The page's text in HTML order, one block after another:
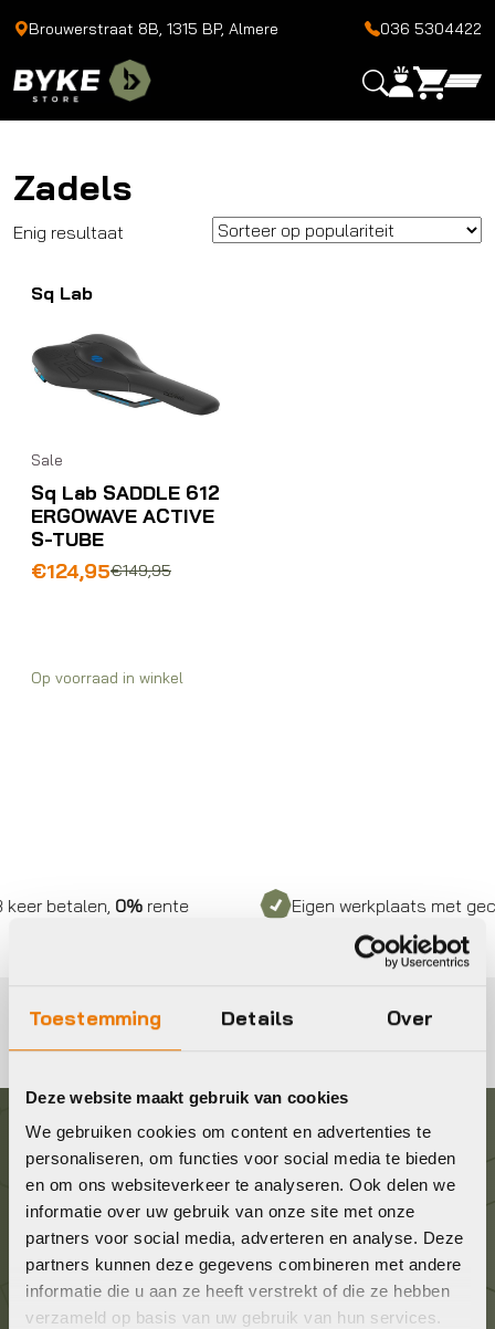
Toestemming Details Over
Deze website maakt gebruik van cookies
We gebruiken cookies om content en advertenties te
personaliseren, om functies voor social media te bieden
en om ons websiteverkeer te analyseren. Ook delen we
informatie over uw gebruik van onze site met onze
partners voor social media, adverteren en analyse. Deze
partners kunnen deze gegevens combineren met andere
informatie die u aan ze heeft verstrekt of die ze hebben
verzameld op basis van uw gebruik van hun services.
Brouwerstraat 8B, 1315 BP, Almere 036 5304422
Zadels
Enig resultaat
Sq Lab
Sale
Sq Lab SADDLE 612
ERGOWAVE ACTIVE
S-TUBE
€149,95
Oorspronkelijke
€124,95
Huidige
Op voorraad in winkel
betalen,0%rente Eigen werkplaats met
Graag in contact komen?
Wij staan voor je klaar! Neem contact op via de
onderstaande gegevens.
Stuur ons een e-mail